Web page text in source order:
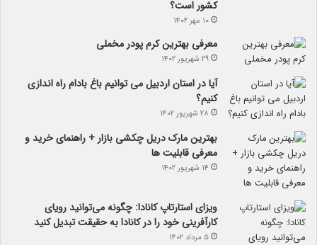
کشور است؟
۱۰ مهر ۱۴۰۲
معرفی بهترین کرم پودر مخملی
۲۹ شهریور ۱۴۰۲
آیا در استان اردبیل می توانیم باغ بادام راه اندازی
کنیم؟
۲۸ شهریور ۱۴۰۲
بهترین مارک دریل چکشی بازار + راهنمای خرید و
معرفی قابلیت ها
۱۴ شهریور ۱۴۰۲
ویزای استارتاپ کانادا: چگونه می‌توانید رویای
کارآفرینی خود را در کانادا به حقیقت تبدیل کنید
۵ مرداد ۱۴۰۲